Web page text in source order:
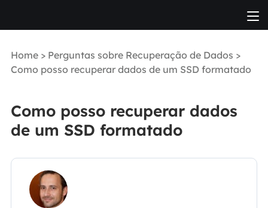
Home> Perguntas sobre Recuperação de Dados >
Como posso recuperar dados de um SSD formatado
Como posso recuperar dados
de um SSD formatado